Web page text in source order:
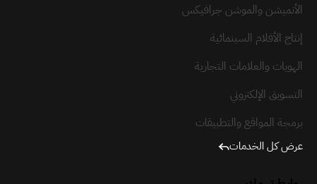
الأنميشن والموشن جرافيكس
إنتاج الأفلام السينمائية
الهويات والعلامات التجارية
التسويق الإلكتروني
برمجة المواقع والتطبيقات
عرض كل الخدمات